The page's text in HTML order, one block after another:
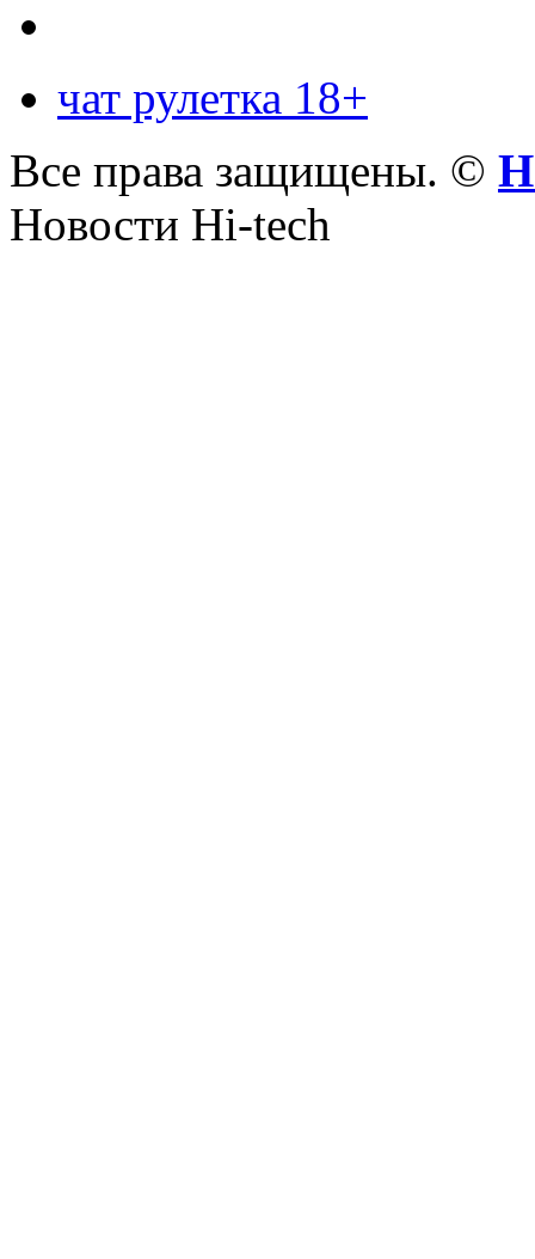
чат рулетка 18+
Все права защищены. ©
Новости Hi-tech